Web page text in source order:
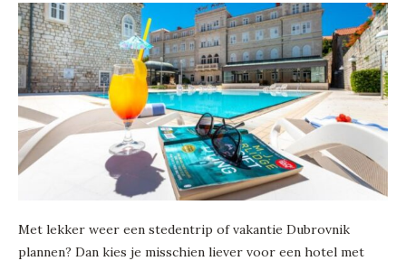
Met lekker weer een stedentrip of vakantie Dubrovnik
plannen? Dan kies je misschien liever voor een hotel met